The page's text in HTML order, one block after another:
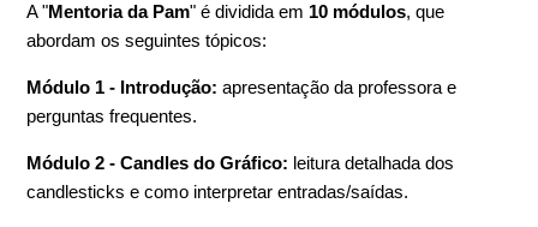
A "Mentoria da Pam" é dividida em 10 módulos, que
abordam os seguintes tópicos:
Módulo 1 - Introdução:apresentação da professora e
perguntas frequentes.
Módulo 2 - Candles do Gráfico: leitura detalhada dos
candlesticks e como interpretar entradas/saídas.